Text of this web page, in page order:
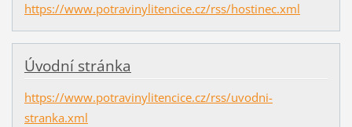
https://www.potravinylitencice.cz/rss/hostinec.xml
Úvodní stránka
https://www.potravinylitencice.cz/rss/uvodni-
stranka.xml